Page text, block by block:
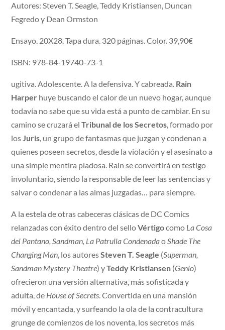
Autores: Steven T. Seagle, Teddy Kristiansen, Duncan
Fegredo y Dean Ormston
Ensayo. 20X28. Tapa dura. 320 páginas. Color. 39,90€
ISBN: 978-84-19740-73-1
ugitiva. Adolescente. A la defensiva. Y cabreada. Rain
Harper huye buscando el calor de un nuevo hogar, aunque
todavía no sabe que su vida está a punto de cambiar. En su
camino se cruzará elTribunal de los Secretos, formado por
losJuris, un grupo de fantasmas que juzgan y condenan a
quienes poseen secretos, desde la violación y el asesinato a
una simple mentira piadosa. Rain se convertirá en testigo
involuntario, siendo la responsable de leer las sentencias y
salvar o condenar a las almas juzgadas… para siempre.
A la estela de otras cabeceras clásicas de DC Comics
relanzadas con éxito dentro del selloVértigocomo La Cosa
del Pantano, Sandman, La Patrulla CondenadaoShade The
Changing Man, los autoresSteven T. Seagle (Superman,
Sandman Mystery Theatre) yTeddy Kristiansen (Genio)
ofrecieron una versión alternativa, más sofisticada y
adulta, de House of Secrets. Convertida en una mansión
móvil y encantada, y surfeando la ola de la contracultura
grunge de comienzos de los noventa, los secretos más